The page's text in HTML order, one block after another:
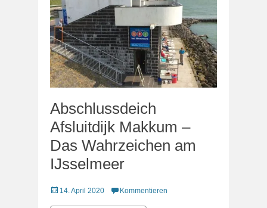
Abschlussdeich
Afsluitdijk Makkum –
Das Wahrzeichen am
IJsselmeer
Veröffentlicht
14. April 2020 Kommentieren